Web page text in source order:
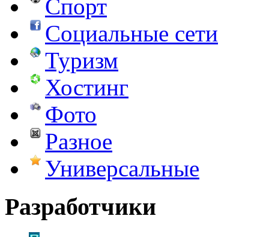
Спорт
Социальные сети
Туризм
Хостинг
Фото
Разное
Универсальные
Разработчики